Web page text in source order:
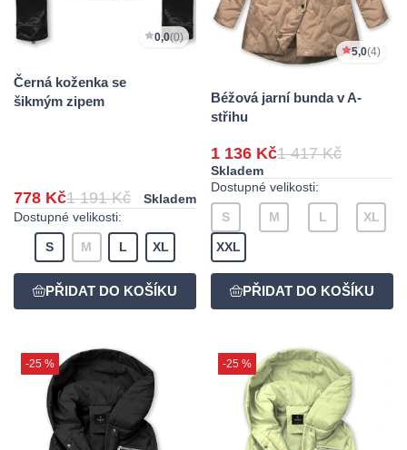
0,0(0)
Černá koženka se
šikmým zipem
778 Kč1 191 Kč
Skladem
Dostupné velikosti:
S M L XL
5,0(4)
Béžová jarní bunda v A-
střihu
1 136 Kč1 417 Kč
Skladem
Dostupné velikosti:
S M L XL
XXL
-25 % -25 %